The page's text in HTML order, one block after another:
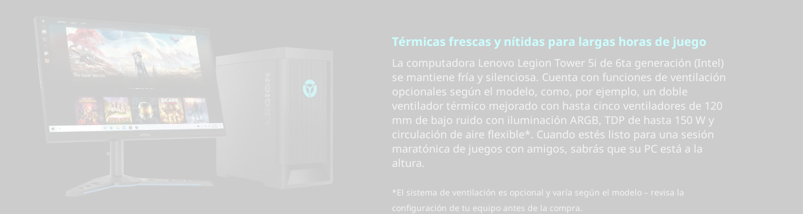
Térmicas frescas y nítidas para largas horas de juego
La computadora Lenovo Legion Tower 5i de 6ta generación (Intel)
se mantiene fría y silenciosa. Cuenta con funciones de ventilación
opcionales según el modelo, como, por ejemplo, un doble
ventilador térmico mejorado con hasta cinco ventiladores de 120
mm de bajo ruido con iluminación ARGB, TDP de hasta 150 W y
circulación de aire flexible*. Cuando estés listo para una sesión
maratónica de juegos con amigos, sabrás que su PC está a la
altura.
*El sistema de ventilación es opcional y varía según el modelo – revisa la
configuración de tu equipo antes de la compra.